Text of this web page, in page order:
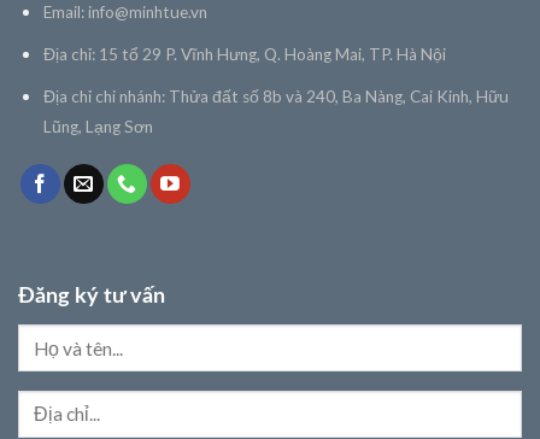
Email: info@minhtue.vn
Địa chỉ: 15 tổ 29 P. Vĩnh Hưng, Q. Hoàng Mai, TP. Hà Nội
Địa chỉ chi nhánh: Thửa đất số 8b và 240, Ba Nàng, Cai Kinh, Hữu
Lũng, Lạng Sơn
Đăng ký tư vấn